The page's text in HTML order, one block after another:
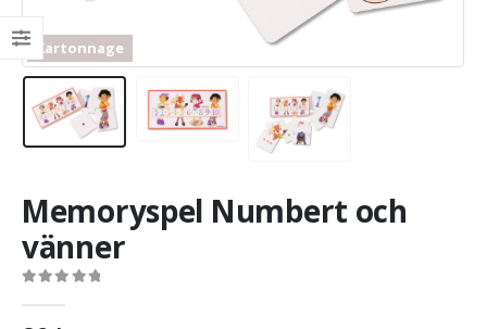
Kartonnage
Memoryspel Numbert och
vänner